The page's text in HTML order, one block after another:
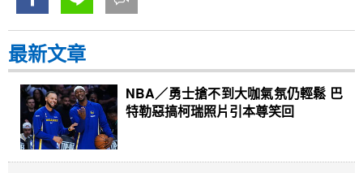
最新文章
NBA／勇士搶不到大咖氣氛仍輕鬆 巴
特勒惡搞柯瑞照片引本尊笑回